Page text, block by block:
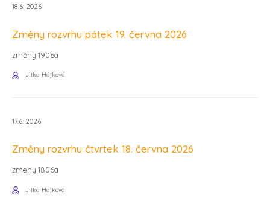
18.6. 2026
Změny rozvrhu pátek 19. června 2026
změny 1906a
Jitka Hájková
17.6. 2026
Změny rozvrhu čtvrtek 18. června 2026
zmeny 1806a
Jitka Hájková